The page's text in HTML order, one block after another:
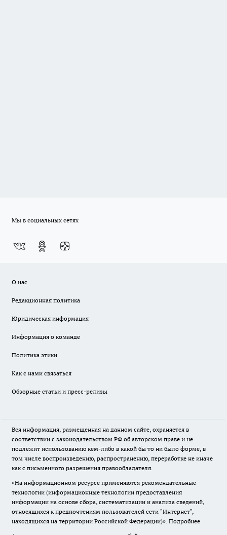
Мы в социальных сетях
О нас
Редакционная политика
Юридическая информация
Информация о команде
Политика этики
Как с нами связаться
Обзорные статьи и пресс-релизы
Вся информация, размещенная на данном сайте, охраняется в
соответствии с законодательством РФ об авторском праве и не
подлежит использованию кем-либо в какой бы то ни было форме, в
том числе воспроизведению, распространению, переработке не иначе
как с письменного разрешения правообладателя.
«На информационном ресурсе применяются рекомендательные
технологии (информационные технологии предоставления
информации на основе сбора, систематизации и анализа сведений,
относящихся к предпочтениям пользователей сети "Интернет",
находящихся на территории Российской Федерации)». Подробнее